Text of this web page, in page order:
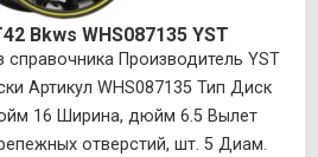
Bkws WHS087135 YST
справочника Производитель YST
Артикул WHS087135 Тип Диск
16 Ширина, дюйм 6.5 Вылет
отверстий, шт. 5 Диам.